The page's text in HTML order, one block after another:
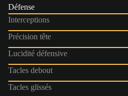
Défense
Interceptions
Précision tête
Lucidité défensive
Tacles debout
Tacles glissés